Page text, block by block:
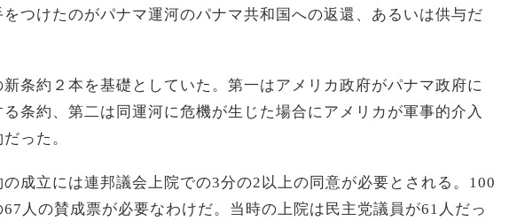
つけたのがパナマ運河のパナマ共和国への返還、あるいは供与だ
条約２本を基礎としていた。第一はアメリカ政府がパナマ政府に
条約、第二は同運河に危機が生じた場合にアメリカが軍事的介入
った。
成立には連邦議会上院での3分の2以上の同意が必要とされる。100
67人の賛成票が必要なわけだ。当時の上院は民主党議員が61人だっ